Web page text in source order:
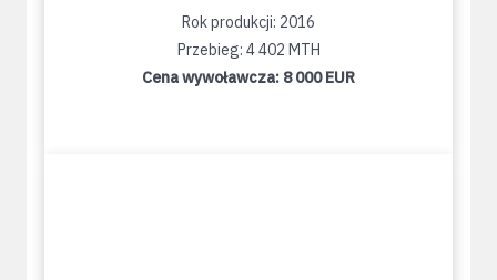
Rok produkcji: 2016
Przebieg: 4 402 MTH
Cena wywoławcza: 8 000 EUR